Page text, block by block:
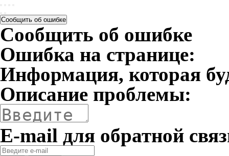
Сообщить об ошибке
Сообщить об ошибке
Ошибка на странице:
Информация, которая
Описание проблемы:
E-mail для обратной